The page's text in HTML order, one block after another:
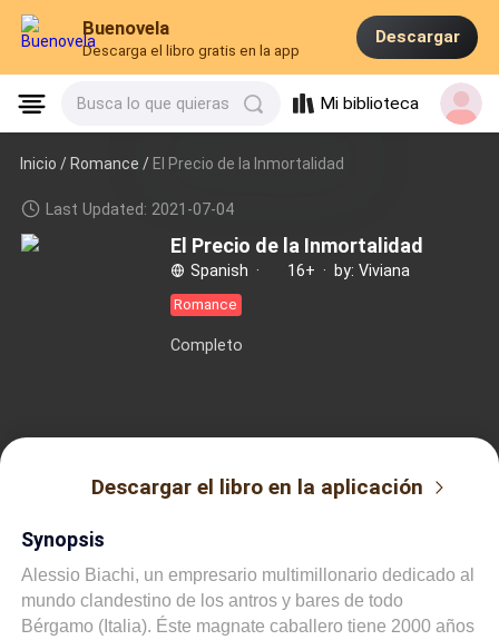
Buenovela
Descarga el libro gratis en la app
Descargar
Busca lo que quieras Mi biblioteca
Inicio /Romance / El Precio de la Inmortalidad
Last Updated: 2021-07-04
El Precio de la Inmortalidad
Spanish · 16+ · by: Viviana
Romance
Completo
Descargar el libro en la aplicación
Synopsis
Alessio Biachi, un empresario multimillonario dedicado al
mundo clandestino de los antros y bares de todo
Bérgamo (Italia). Éste magnate caballero tiene 2000 años